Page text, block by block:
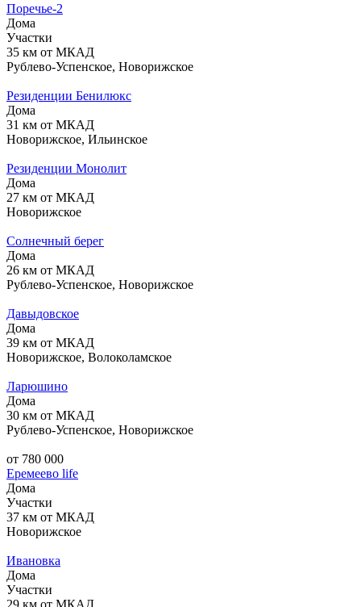
Поречье-2
Дома
Участки
35 км от МКАД
Рублево-Успенское, Новорижское
Резиденции Бенилюкс
Дома
31 км от МКАД
Новорижское, Ильинское
Резиденции Монолит
Дома
27 км от МКАД
Новорижское
Солнечный берег
Дома
26 км от МКАД
Рублево-Успенское, Новорижское
Давыдовское
Дома
39 км от МКАД
Новорижское, Волоколамское
Ларюшино
Дома
30 км от МКАД
Рублево-Успенское, Новорижское
от 780 000
Еремеево life
Дома
Участки
37 км от МКАД
Новорижское
Ивановка
Дома
Участки
29 км от МКАД